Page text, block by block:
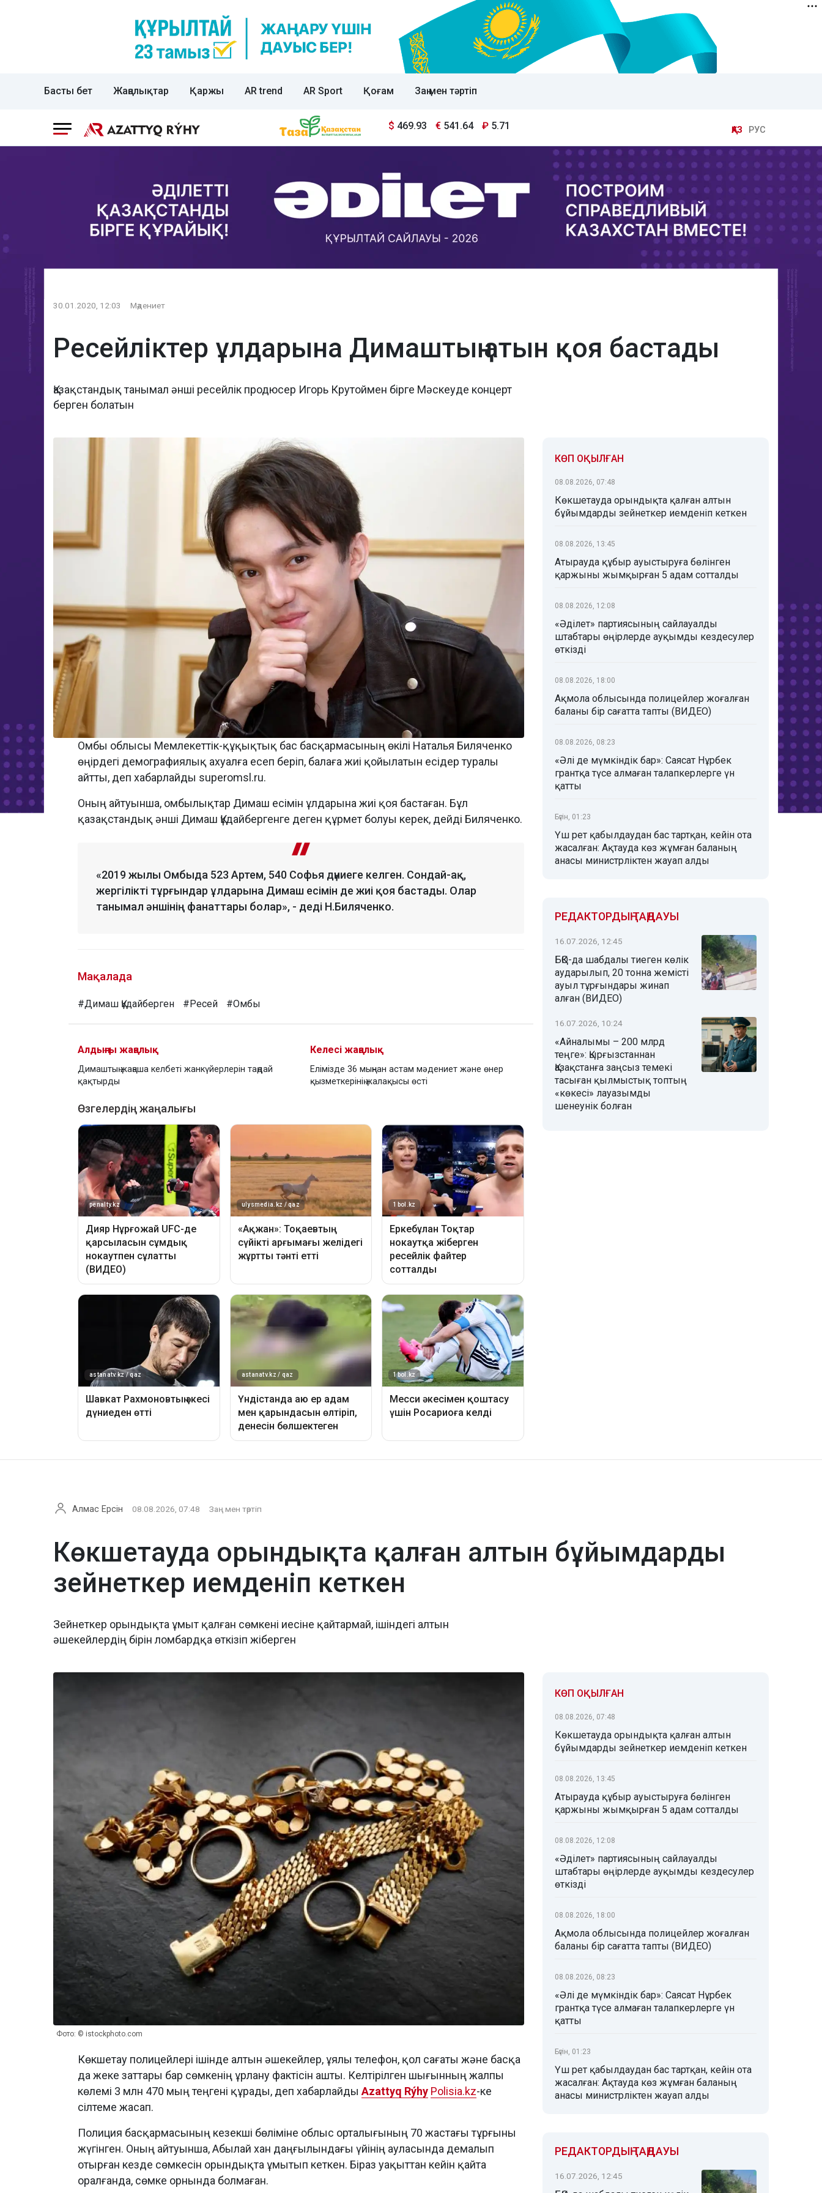
Басты бет Жаңалықтар Қаржы AR trend AR Sport Қоғам Заң мен тәртіп
$ 469.93 € 541.64 ₽ 5.71 ҚАЗ РУС
30.01.2020, 12:03 Мәдениет
Ресейліктер ұлдарына Димаштың атын қоя бастады
Қазақстандық танымал әнші ресейлік продюсер Игорь Крутоймен бірге Мәскеуде концерт
берген болатын
Омбы облысы Мемлекеттік-құқықтық бас басқармасының өкілі Наталья Биляченко
өңірдегі демографиялық ахуалға есеп беріп, балаға жиі қойылатын есідер туралы
айтты, деп хабарлайды superomsl.ru.
Оның айтуынша, омбылықтар Димаш есімін ұлдарына жиі қоя бастаған. Бұл
қазақстандық әнші Димаш Құдайбергенге деген құрмет болуы керек, дейді Биляченко.
«2019 жылы Омбыда 523 Артем, 540 Софья дүниеге келген. Сондай-ақ,
жергілікті тұрғындар ұлдарына Димаш есімін де жиі қоя бастады. Олар
танымал әншінің фанаттары болар», - деді Н.Биляченко.
Мақалада
#Димаш Құдайберген #Ресей #Омбы
Алдыңғы жаңалық
Димаштың жаңаша келбеті жанкүйерлерін таңдай
қақтырды
Келесі жаңалық
Елімізде 36 мыңнан астам мәдениет және өнер
қызметкерінің жалақысы өсті
КӨП ОҚЫЛҒАН
08.08.2026, 07:48
Көкшетауда орындықта қалған алтын
бұйымдарды зейнеткер иемденіп кеткен
08.08.2026, 13:45
Атырауда құбыр ауыстыруға бөлінген
қаржыны жымқырған 5 адам сотталды
08.08.2026, 12:08
«Әділет» партиясының сайлауалды
штабтары өңірлерде ауқымды кездесулер
өткізді
08.08.2026, 18:00
Ақмола облысында полицейлер жоғалған
баланы бір сағатта тапты (ВИДЕО)
08.08.2026, 08:23
«Әлі де мүмкіндік бар»: Саясат Нұрбек
грантқа түсе алмаған талапкерлерге үн
қатты
Бүгін, 01:23
Үш рет қабылдаудан бас тартқан, кейін ота
жасалған: Ақтауда көз жұмған баланың
анасы министрліктен жауап алды
РЕДАКТОРДЫҢ ТАҢДАУЫ
16.07.2026, 12:45
БҚО-да шабдалы тиеген көлік
аударылып, 20 тонна жемісті
ауыл тұрғындары жинап
алған (ВИДЕО)
16.07.2026, 10:24
«Айналымы – 200 млрд
теңге»: Қырғызстаннан
Қазақстанға заңсыз темекі
тасыған қылмыстық топтың
«көкесі» лауазымды
шенеунік болған
Алмас Ерсін 08.08.2026, 07:48 Заң мен тәртіп
Көкшетауда орындықта қалған алтын бұйымдарды
зейнеткер иемденіп кеткен
Зейнеткер орындықта ұмыт қалған сөмкені иесіне қайтармай, ішіндегі алтын
әшекейлердің бірін ломбардқа өткізіп жіберген
Фото: © istockphoto.com
Көкшетау полицейлері ішінде алтын әшекейлер, ұялы телефон, қол сағаты және басқа
да жеке заттары бар сөмкенің ұрлану фактісін ашты. Келтірілген шығынның жалпы
көлемі 3 млн 470 мың теңгені құрады, деп хабарлайдыAzattyq Rýhy Polisia.kz-ке
сілтеме жасап.
Полиция басқармасының кезекші бөліміне облыс орталығының 70 жастағы тұрғыны
жүгінген. Оның айтуынша, Абылай хан даңғылындағы үйінің ауласында демалып
отырған кезде сөмкесін орындықта ұмытып кеткен. Біраз уақыттан кейін қайта
оралғанда, сөмке орнында болмаған.
КӨП ОҚЫЛҒАН
08.08.2026, 07:48
Көкшетауда орындықта қалған алтын
бұйымдарды зейнеткер иемденіп кеткен
08.08.2026, 13:45
Атырауда құбыр ауыстыруға бөлінген
қаржыны жымқырған 5 адам сотталды
08.08.2026, 12:08
«Әділет» партиясының сайлауалды
штабтары өңірлерде ауқымды кездесулер
өткізді
08.08.2026, 18:00
Ақмола облысында полицейлер жоғалған
баланы бір сағатта тапты (ВИДЕО)
08.08.2026, 08:23
«Әлі де мүмкіндік бар»: Саясат Нұрбек
грантқа түсе алмаған талапкерлерге үн
қатты
Бүгін, 01:23
Үш рет қабылдаудан бас тартқан, кейін ота
жасалған: Ақтауда көз жұмған баланың
анасы министрліктен жауап алды
РЕДАКТОРДЫҢ ТАҢДАУЫ
16.07.2026, 12:45